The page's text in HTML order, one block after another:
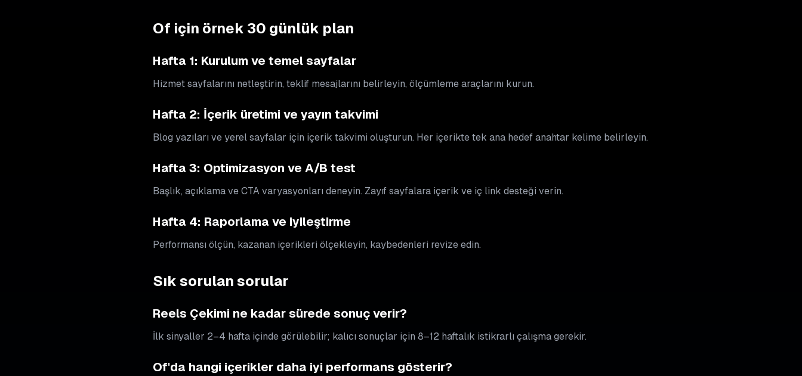
Of için örnek 30 günlük plan
Hafta 1: Kurulum ve temel sayfalar
Hizmet sayfalarını netleştirin, teklif mesajlarını belirleyin, ölçümleme araçlarını kurun.
Hafta 2: İçerik üretimi ve yayın takvimi
Blog yazıları ve yerel sayfalar için içerik takvimi oluşturun. Her içerikte tek ana hedef anahtar kelime belirleyin.
Hafta 3: Optimizasyon ve A/B test
Başlık, açıklama ve CTA varyasyonları deneyin. Zayıf sayfalara içerik ve iç link desteği verin.
Hafta 4: Raporlama ve iyileştirme
Performansı ölçün, kazanan içerikleri ölçekleyin, kaybedenleri revize edin.
Sık sorulan sorular
Reels Çekimi ne kadar sürede sonuç verir?
İlk sinyaller 2–4 hafta içinde görülebilir; kalıcı sonuçlar için 8–12 haftalık istikrarlı çalışma gerekir.
Of'da hangi içerikler daha iyi performans gösterir?